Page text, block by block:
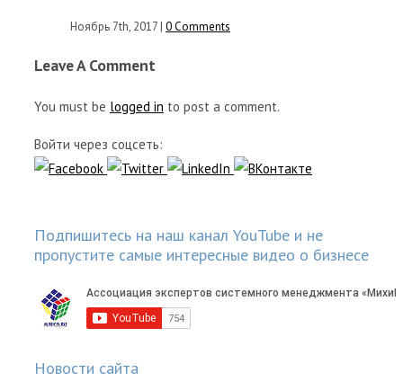
Ноябрь 7th, 2017 | 0 Comments
Leave A Comment
You must be logged in to post a comment.
Войти через соцсеть:
Подпишитесь на наш канал YouTube и не
пропустите самые интересные видео о бизнесе
Новости сайта